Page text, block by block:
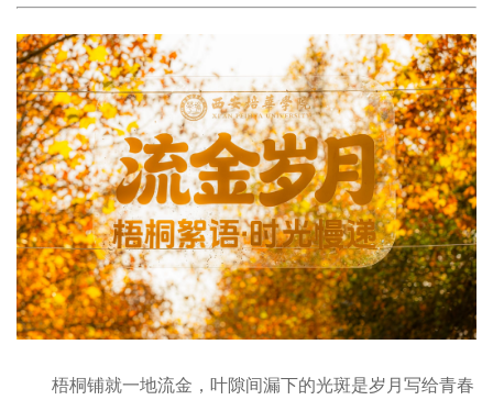
梧桐铺就一地流金，叶隙间漏下的光斑是岁月写给青春